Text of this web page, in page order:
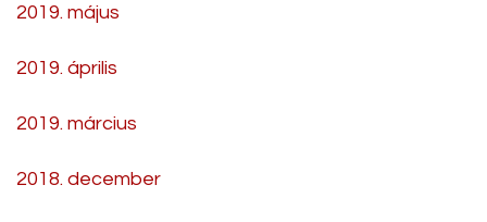
2019. május
2019. április
2019. március
2018. december